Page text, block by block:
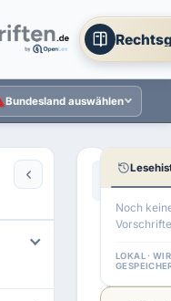
TariftreueG HE
Bundesland auswählen
Aa
28
VgV
Noch
LOKAL ·